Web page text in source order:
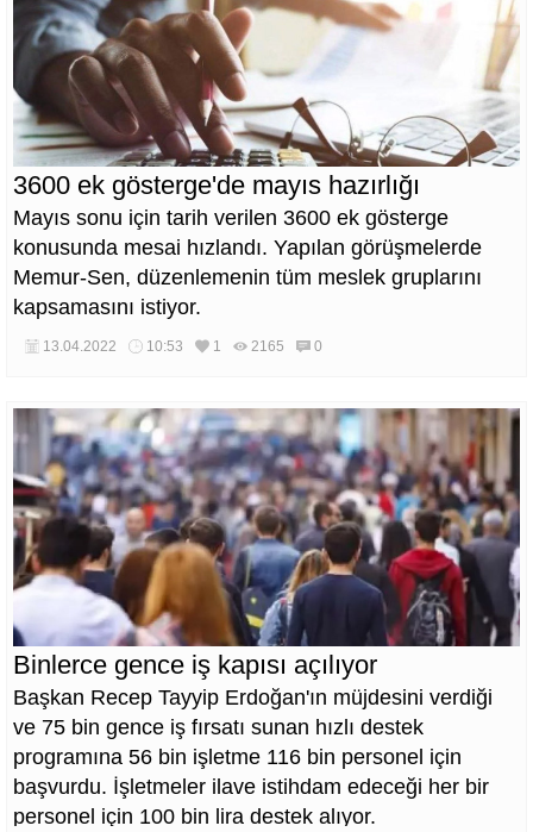
3600 ek gösterge'de mayıs hazırlığı
Mayıs sonu için tarih verilen 3600 ek gösterge
konusunda mesai hızlandı. Yapılan görüşmelerde
Memur-Sen, düzenlemenin tüm meslek gruplarını
kapsamasını istiyor.
13.04.2022 10:53 1 2165 0
Binlerce gence iş kapısı açılıyor
Başkan Recep Tayyip Erdoğan'ın müjdesini verdiği
ve 75 bin gence iş fırsatı sunan hızlı destek
programına 56 bin işletme 116 bin personel için
başvurdu. İşletmeler ilave istihdam edeceği her bir
personel için 100 bin lira destek alıyor.